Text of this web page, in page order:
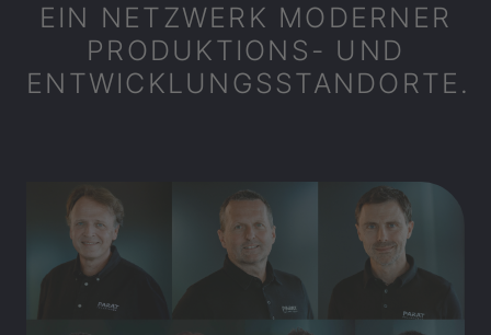
EIN NETZWERK MODERNER
PRODUKTIONS- UND
ENTWICKLUNGSSTANDORTE.